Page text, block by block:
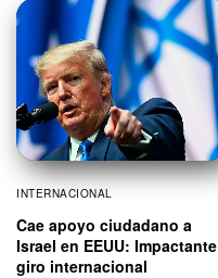
INTERNACIONAL
Cae apoyo ciudadano a
Israel en EEUU: Impactante
giro internacional